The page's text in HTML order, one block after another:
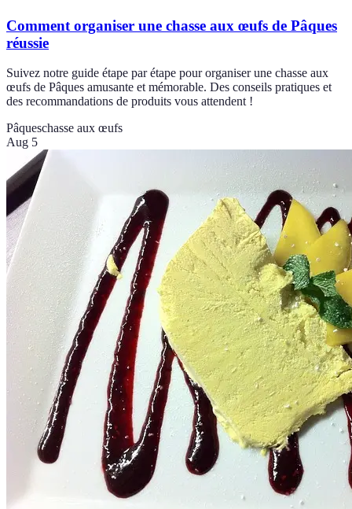
Comment organiser une chasse aux œufs de Pâques
réussie
Suivez notre guide étape par étape pour organiser une chasse aux
œufs de Pâques amusante et mémorable. Des conseils pratiques et
des recommandations de produits vous attendent !
Pâqueschasse aux œufs
Aug 5